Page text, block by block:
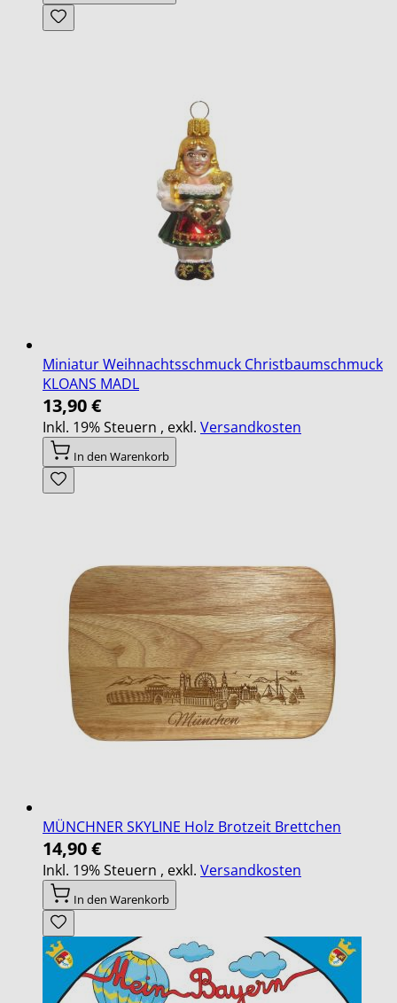
Miniatur Weihnachtsschmuck Christbaumschmuck
KLOANS MADL
13,90 €
Inkl. 19% Steuern , exkl. Versandkosten
In den Warenkorb
MÜNCHNER SKYLINE Holz Brotzeit Brettchen
14,90 €
Inkl. 19% Steuern , exkl. Versandkosten
In den Warenkorb